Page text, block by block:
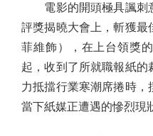
電影的開頭極具諷刺
評獎揭曉大會上，斬獲最
菲維飾），在上台領獎
起，收到了所就職報紙
力抵擋行業寒潮席捲時，
當下紙媒正遭遇的慘烈現